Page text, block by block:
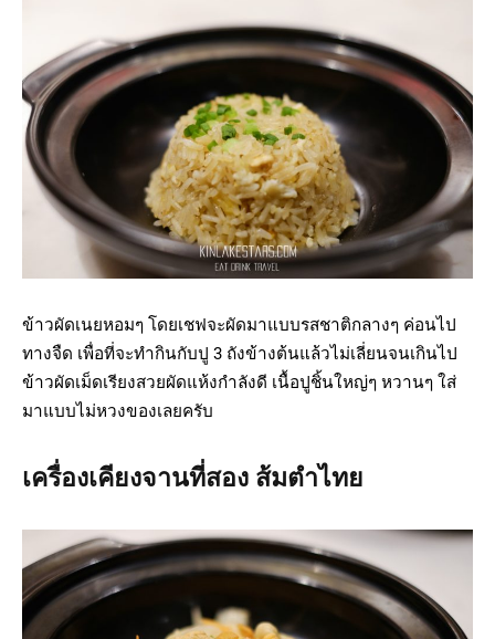
ข้าวผัดเนยหอมๆ โดยเชฟจะผัดมาแบบรสชาติกลางๆ ค่อนไป
ทางจืด เพื่อที่จะทำกินกับปู 3 ถังข้างต้นแล้วไม่เลี่ยนจนเกินไป
ข้าวผัดเม็ดเรียงสวยผัดแห้งกำลังดี เนื้อปูชิ้นใหญ่ๆ หวานๆ ใส่
มาแบบไม่หวงของเลยครับ
เครื่องเคียงจานที่สอง ส้มตำไทย